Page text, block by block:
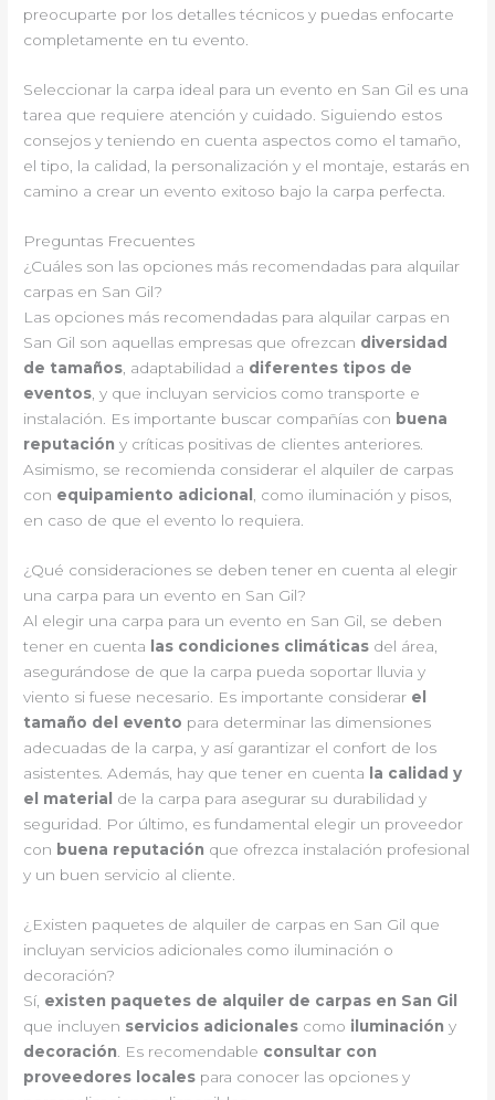
preocuparte por los detalles técnicos y puedas enfocarte
completamente en tu evento.
Seleccionar la carpa ideal para un evento en San Gil es una
tarea que requiere atención y cuidado. Siguiendo estos
consejos y teniendo en cuenta aspectos como el tamaño,
el tipo, la calidad, la personalización y el montaje, estarás en
camino a crear un evento exitoso bajo la carpa perfecta.
Preguntas Frecuentes
¿Cuáles son las opciones más recomendadas para alquilar
carpas en San Gil?
Las opciones más recomendadas para alquilar carpas en
San Gil son aquellas empresas que ofrezcan diversidad
de tamaños , adaptabilidad a diferentes tipos de
eventos , y que incluyan servicios como transporte e
instalación. Es importante buscar compañías con buena
reputación y críticas positivas de clientes anteriores.
Asimismo, se recomienda considerar el alquiler de carpas
con equipamiento adicional
, como iluminación y pisos,
en caso de que el evento lo requiera.
¿Qué consideraciones se deben tener en cuenta al elegir
una carpa para un evento en San Gil?
Al elegir una carpa para un evento en San Gil, se deben
tener en cuenta
las condiciones climáticas del área,
asegurándose de que la carpa pueda soportar lluvia y
viento si fuese necesario. Es importante considerar el
tamaño del evento para determinar las dimensiones
adecuadas de la carpa, y así garantizar el confort de los
asistentes. Además, hay que tener en cuenta
la calidad y
el material
de la carpa para asegurar su durabilidad y
seguridad. Por último, es fundamental elegir un proveedor
con buena reputación que ofrezca instalación profesional
y un buen servicio al cliente.
¿Existen paquetes de alquiler de carpas en San Gil que
incluyan servicios adicionales como iluminación o
decoración?
Sí, existen paquetes de alquiler de carpas en San Gil
que incluyen servicios adicionales como iluminación y
decoración . Es recomendable consultar con
proveedores locales para conocer las opciones y